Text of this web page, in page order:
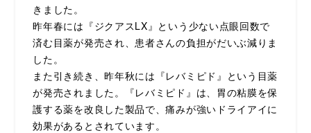
きました。
昨年春には『ジクアスLX』という少ない点眼回数で
済む目薬が発売され、患者さんの負担がだいぶ減りま
した。
また引き続き、昨年秋には『レバミピド』という目薬
が発売されました。『レバミピド』は、胃の粘膜を保
護する薬を改良した製品で、痛みが強いドライアイに
効果があるとされています。